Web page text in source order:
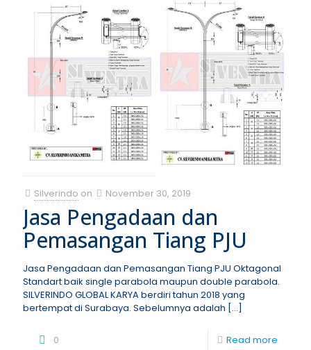
Silverindo on November 30, 2019
Jasa Pengadaan dan
Pemasangan Tiang PJU
Jasa Pengadaan dan Pemasangan Tiang PJU Oktagonal
Standart baik single parabola maupun double parabola.
SILVERINDO GLOBAL KARYA berdiri tahun 2018 yang
bertempat di Surabaya. Sebelumnya adalah […]
0 Read more